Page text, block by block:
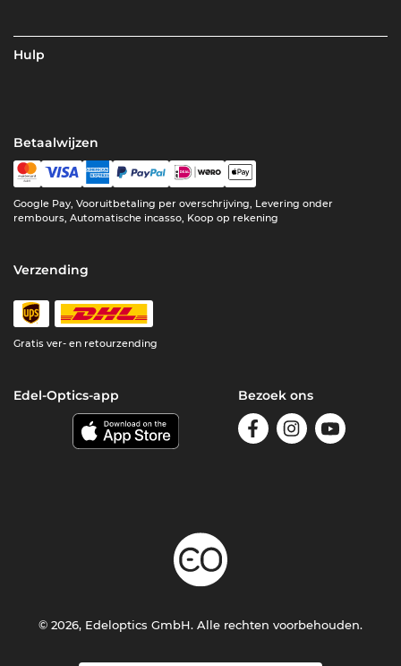
Hulp
Betaalwijzen
Google Pay, Vooruitbetaling per overschrijving, Levering onder
rembours, Automatische incasso, Koop op rekening
Verzending
Gratis ver- en retourzending
Edel-Optics-app Bezoek ons
© 2026, Edeloptics GmbH. Alle rechten voorbehouden.